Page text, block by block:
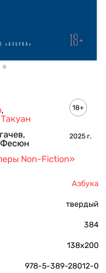
,
,
18+
2025 г.
Non-Fiction»
Азбука
твердый
384
138х200
978-5-389-28012-0